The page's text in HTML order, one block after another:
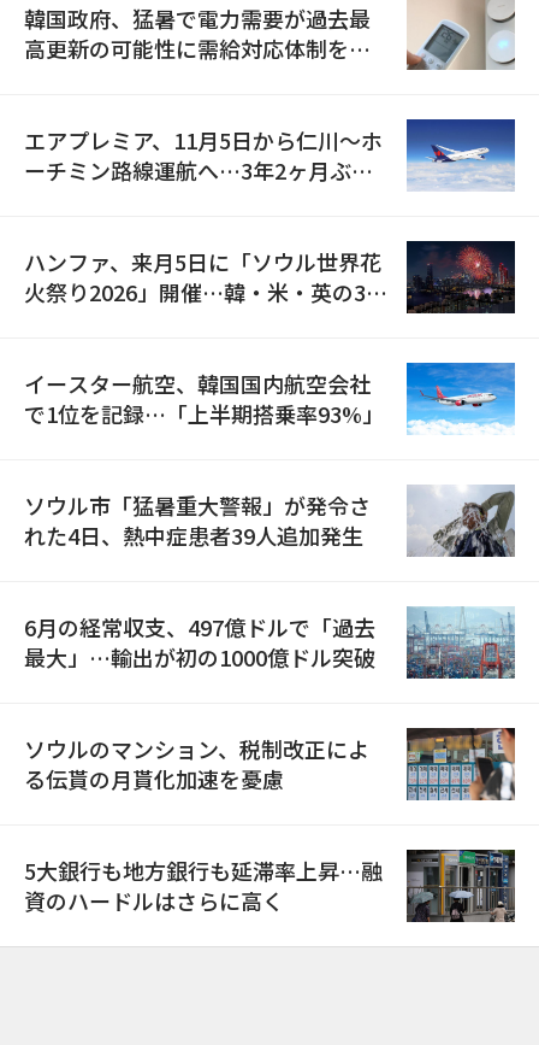
韓国政府、猛暑で電力需要が過去最
高更新の可能性に需給対応体制を点
エアプレミア、11月5日から仁川〜ホ
ーチミン路線運航へ…3年2ヶ月ぶり
ハンファ、来月5日に「ソウル世界花
火祭り2026」開催…韓・米・英の3カ
イースター航空、韓国国内航空会社
で1位を記録…「上半期搭乗率93%」
ソウル市「猛暑重大警報」が発令さ
れた4日、熱中症患者39人追加発生
6月の経常収支、497億ドルで「過去
最大」…輸出が初の1000億ドル突破
ソウルのマンション、税制改正によ
る伝貰の月貰化加速を憂慮
5大銀行も地方銀行も延滞率上昇…融
資のハードルはさらに高く